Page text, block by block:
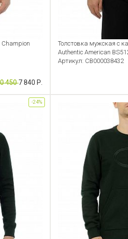
4507 840 Р.
Толстовка мужская с
Authentic American
Артикул: CB000038432
-24%